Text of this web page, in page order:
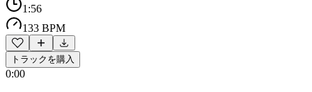
1:56
133 BPM
トラックを購入
0:00